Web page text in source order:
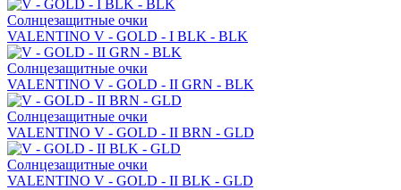
Солнцезащитные очки
VALENTINO V - GOLD - I BLK - BLK
Солнцезащитные очки
VALENTINO V - GOLD - II GRN - BLK
Солнцезащитные очки
VALENTINO V - GOLD - II BRN - GLD
Солнцезащитные очки
VALENTINO V - GOLD - II BLK - GLD